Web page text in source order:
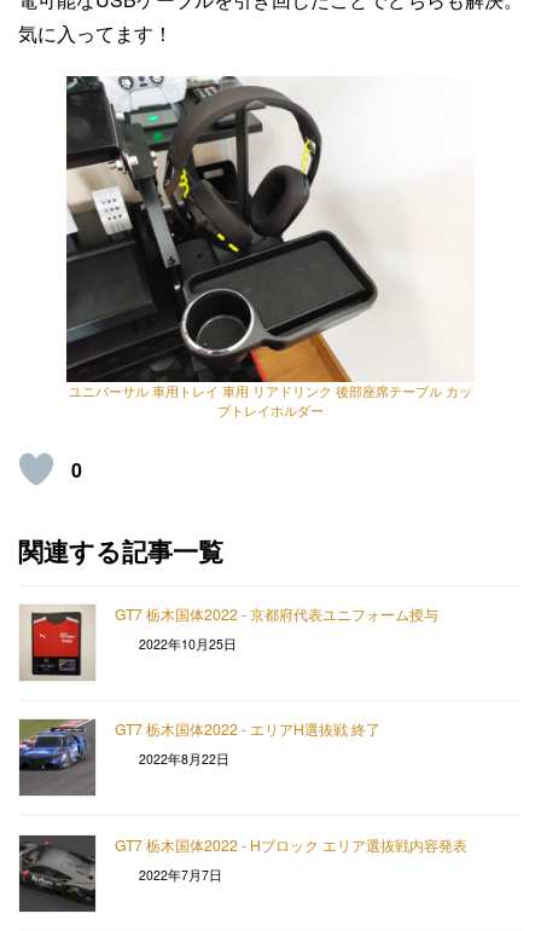
気に入ってます！
ユニバーサル 車用トレイ 車用 リアドリンク 後部座席テーブル カッ
プトレイホルダー
0
関連する記事一覧
GT7 栃木国体2022 - 京都府代表ユニフォーム授与
2022年10月25日
GT7 栃木国体2022 - エリアH選抜戦 終了
2022年8月22日
GT7 栃木国体2022 - Hブロック エリア選抜戦内容発表
2022年7月7日